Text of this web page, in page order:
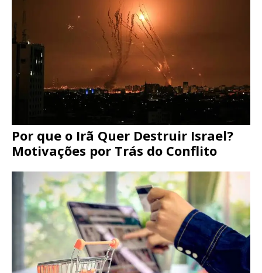
Por que o Irã Quer Destruir Israel?
Motivações por Trás do Conflito